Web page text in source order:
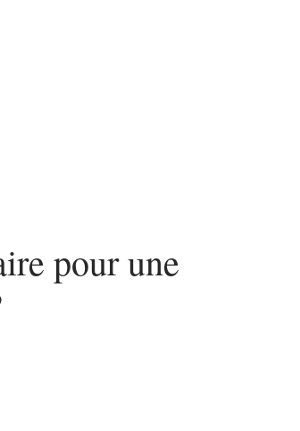
pour une